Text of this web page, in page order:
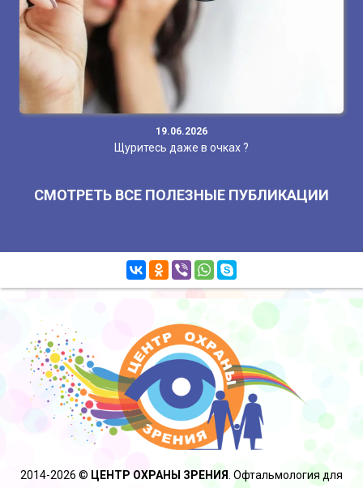
19.06.2026
Щуритесь даже в очках ?
СМОТРЕТЬ ВСЕ ПОЛЕЗНЫЕ ПУБЛИКАЦИИ
2014-2026 © ЦЕНТР ОХРАНЫ ЗРЕНИЯ. Офтальмология для